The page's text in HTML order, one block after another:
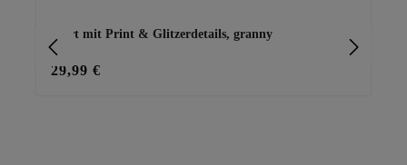
Shirt mit Print & Glitzerdetails, granny
29,99 €